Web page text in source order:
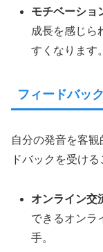
モチベーショ
成長を感じら
すくなります。
フィードバッ
自分の発音を客
ドバックを受ける
オンライン交
できるオンラ
手。